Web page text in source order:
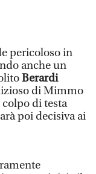
pericoloso in
anche un
Berardi
di Mimmo
di testa
poi decisiva ai